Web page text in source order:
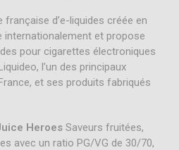
française d’e-liquides créée en
internationalement et propose
pour cigarettes électroniques
l’un des principaux
et ses produits fabriqués
Heroes Saveurs fruitées,
avec un ratio PG/VG de 30/70,